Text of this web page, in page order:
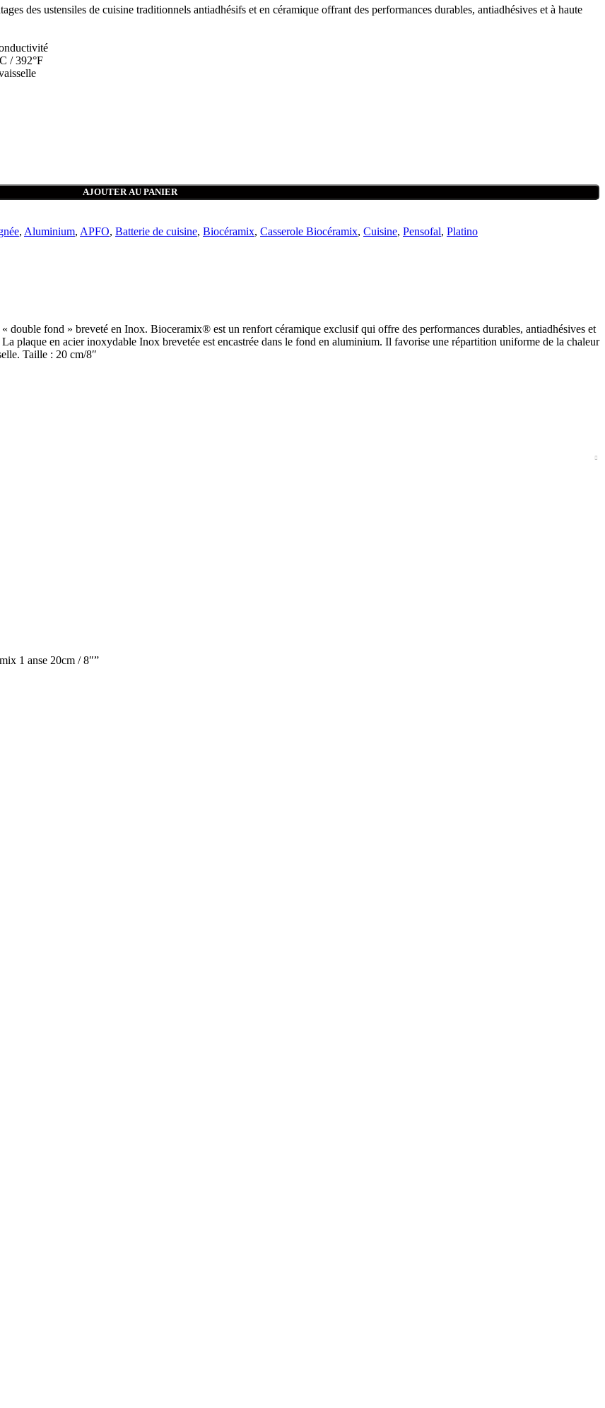
des ustensiles de cuisine traditionnels antiadhésifs et en céramique offrant des performances durables, antiadhésives et à haute
/ 392°F
AJOUTER AU PANIER
, Aluminium, APFO, Batterie de cuisine, Biocéramix, Casserole Biocéramix, Cuisine, Pensofal, Platino
double fond » breveté en Inox. Bioceramix® est un renfort céramique exclusif qui offre des performances durables, antiadhésives et
plaque en acier inoxydable Inox brevetée est encastrée dans le fond en aluminium. Il favorise une répartition uniforme de la chaleur
Taille : 20 cm/8″
1 anse 20cm / 8″”